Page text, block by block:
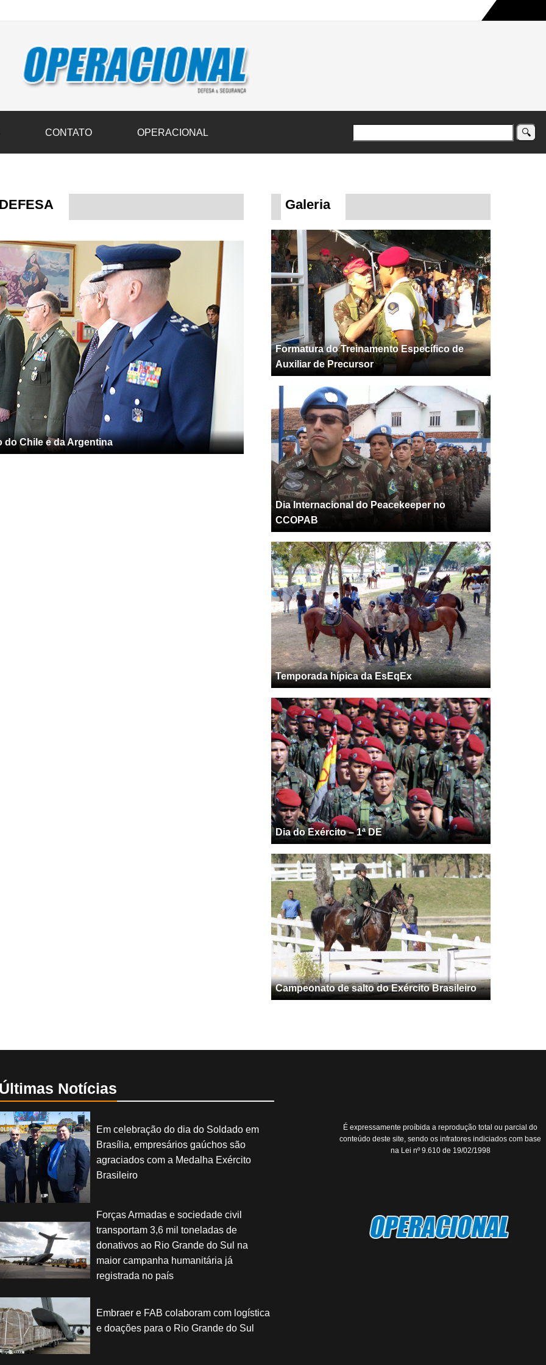
transportam 3,6 mil toneladas de donativos ao Rio Grande do Sul na maior campanha humanitária já registrada no país
CONTATO OPERACIONAL
do Chile e da Argentina
Galeria
Formatura do Treinamento Específico de
Auxiliar de Precursor
Dia Internacional do Peacekeeper no
CCOPAB
Temporada hípica da EsEqEx
Dia do Exército – 1ª DE
Campeonato de salto do Exército Brasileiro
Últimas Notícias
Em celebração do dia do Soldado em
Brasília, empresários gaúchos são
agraciados com a Medalha Exército
Brasileiro
Forças Armadas e sociedade civil
transportam 3,6 mil toneladas de
donativos ao Rio Grande do Sul na
maior campanha humanitária já
registrada no país
Embraer e FAB colaboram com logística
e doações para o Rio Grande do Sul
É expressamente proíbida a reprodução total ou parcial do
conteúdo deste site, sendo os infratores indiciados com base
na Lei nº 9.610 de 19/02/1998